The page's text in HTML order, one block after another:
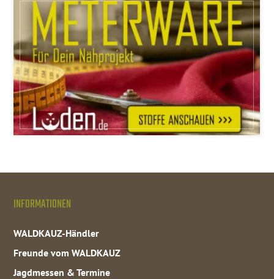
INFORMATIONEN
WALDKAUZ-Händler
Freunde vom WALDKAUZ
Jagdmessen & Termine